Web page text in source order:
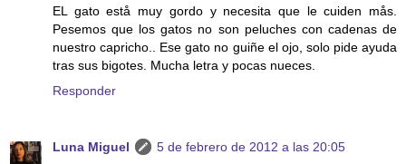
EL gato estå muy gordo y necesita que le cuiden mås.
Pesemos que los gatos no son peluches con cadenas de
nuestro capricho.. Ese gato no guiñe el ojo, solo pide ayuda
tras sus bigotes. Mucha letra y pocas nueces.
Responder
Luna Miguel
5 de febrero de 2012 a las 20:05